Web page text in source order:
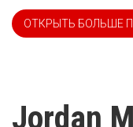
ОТКРЫТЬ БОЛЬШЕ
Jordan